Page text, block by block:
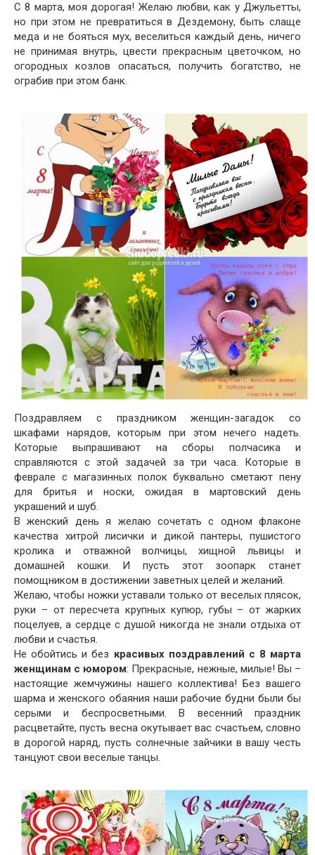
С 8 марта, моя дорогая! Желаю любви, как у Джульетты,
но при этом не превратиться в Дездемону, быть слаще
меда и не бояться мух, веселиться каждый день, ничего
не принимая внутрь, цвести прекрасным цветочком, но
огородных козлов опасаться, получить богатство, не
ограбив при этом банк.
Поздравляем с праздником женщин-загадок со
шкафами нарядов, которым при этом нечего надеть.
Которые выпрашивают на сборы полчасика и
справляются с этой задачей за три часа. Которые в
феврале с магазинных полок буквально сметают пену
для бритья и носки, ожидая в мартовский день
украшений и шуб.
В женский день я желаю сочетать с одном флаконе
качества хитрой лисички и дикой пантеры, пушистого
кролика и отважной волчицы, хищной львицы и
домашней кошки. И пусть этот зоопарк станет
помощником в достижении заветных целей и желаний.
Желаю, чтобы ножки уставали только от веселых плясок,
руки – от пересчета крупных купюр, губы – от жарких
поцелуев, а сердце с душой никогда не знали отдыха от
любви и счастья.
Не обойтись и без красивых поздравлений с 8 марта
женщинам с юмором: Прекрасные, нежные, милые! Вы –
настоящие жемчужины нашего коллектива! Без вашего
шарма и женского обаяния наши рабочие будни были бы
серыми и беспросветными. В весенний праздник
расцветайте, пусть весна окутывает вас счастьем, словно
в дорогой наряд, пусть солнечные зайчики в вашу честь
танцуют свои веселые танцы.